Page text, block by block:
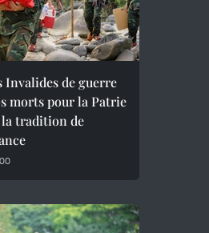
Invalides de guerre
morts pour la Patrie
tradition de